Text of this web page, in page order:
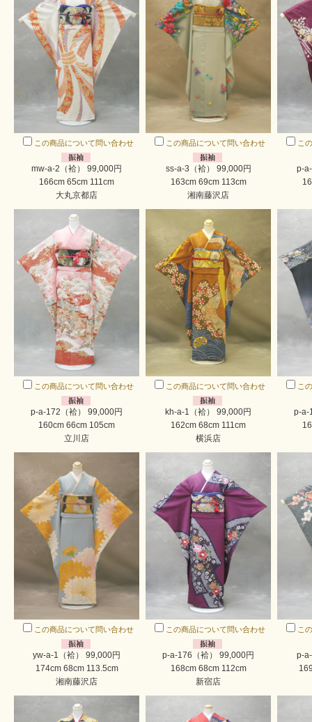
この商品について問い合わせ
mw-a-2（袷） 99,000円
166cm 65cm 111cm
大丸京都店
この商品について問い合わせ
ss-a-3（袷） 99,000円
163cm 69cm 113cm
湘南藤沢店
こ
p-
この商品について問い合わせ
p-a-172（袷） 99,000円
160cm 66cm 105cm
立川店
この商品について問い合わせ
kh-a-1（袷） 99,000円
162cm 68cm 111cm
横浜店
こ
p-a-
この商品について問い合わせ
yw-a-1（袷） 99,000円
174cm 68cm 113.5cm
湘南藤沢店
この商品について問い合わせ
p-a-176（袷） 99,000円
168cm 68cm 112cm
新宿店
こ
p-